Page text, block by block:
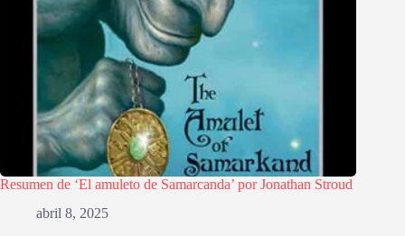
Resumen de ‘El amuleto de Samarcanda’ por Jonathan Stroud
abril 8, 2025